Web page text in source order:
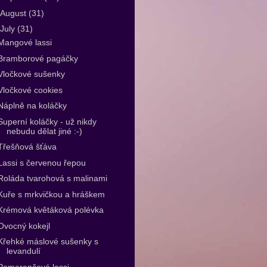
August (31)
July (31)
lassi
pagáčky
sušenky
cookies
na koláčky
koláčky - už nikdy
nebudu dělat jiné :-)
šťáva
s červenou řepou
tvarohová s malinami
s mrkvičkou a hráškem
květáková polévka
kokejl
máslové sušenky s
levandulí